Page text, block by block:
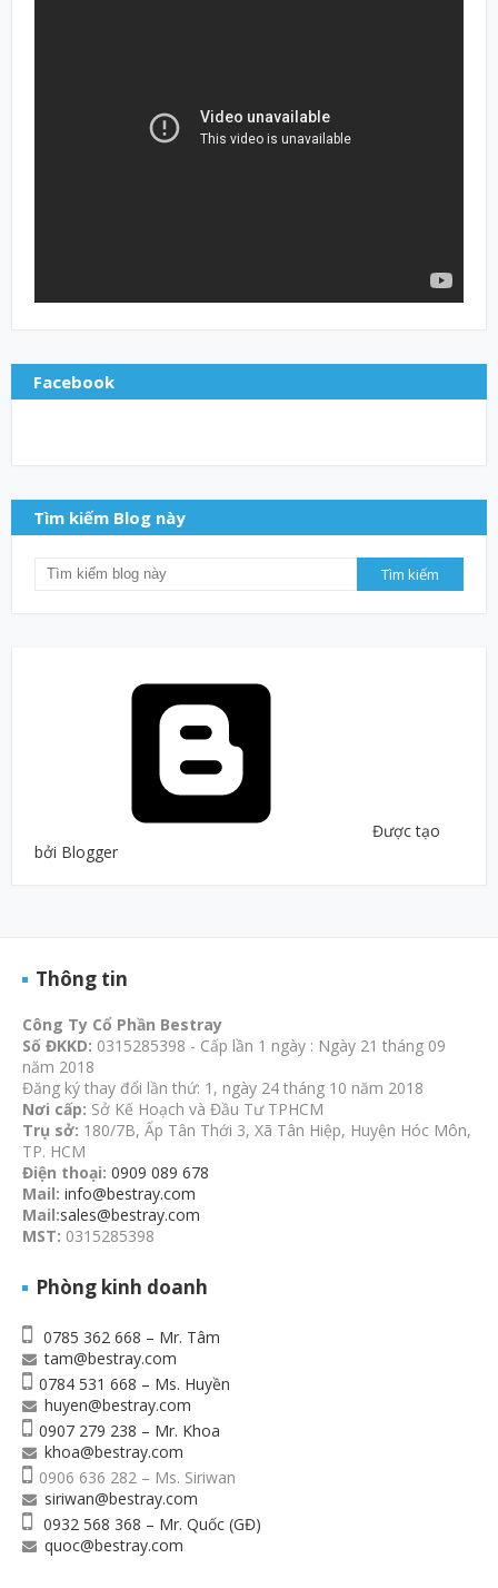
Facebook
Tìm kiếm Blog này
Được tạo
bởi Blogger
Thông tin
Công Ty Cổ Phần Bestray
Số ĐKKD: 0315285398 - Cấp lần 1 ngày : Ngày 21 tháng 09
năm 2018
Đăng ký thay đổi lần thứ: 1, ngày 24 tháng 10 năm 2018
Nơi cấp: Sở Kế Hoạch và Đầu Tư TPHCM
Trụ sở: 180/7B, Ấp Tân Thới 3, Xã Tân Hiệp, Huyện Hóc Môn,
TP. HCM
Điện thoại: 0909 089 678
Mail: info@bestray.com
Mail:sales@bestray.com
MST: 0315285398
Phòng kinh doanh
0785 362 668 – Mr. Tâm
tam@bestray.com
0784 531 668 – Ms. Huyền
huyen@bestray.com
0907 279 238 – Mr. Khoa
khoa@bestray.com
0906 636 282 – Ms. Siriwan
siriwan@bestray.com
0932 568 368 – Mr. Quốc (GĐ)
quoc@bestray.com